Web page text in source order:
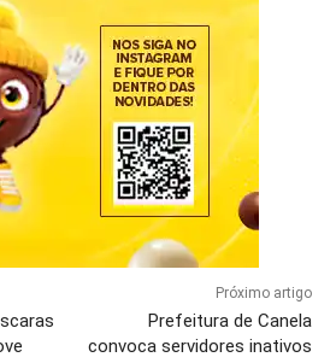
Próximo artigo
Prefeitura de Canela
convoca servidores inativos